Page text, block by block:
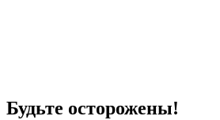
Будьте осторожены!